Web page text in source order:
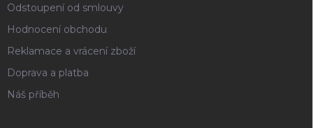
Odstoupení od smlouvy
Hodnocení obchodu
Reklamace a vrácení zboží
Doprava a platba
Náš příběh